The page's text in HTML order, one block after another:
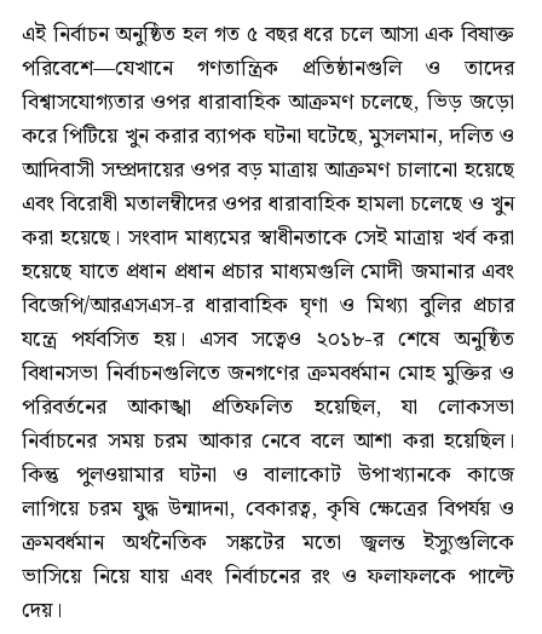
এই নির্বাচন অনুষ্ঠিত হল গত ৫ বছর ধরে চলে আসা এক বিষাক্ত
পরিবেশে—যেখানে গণতান্ত্রিক প্রতিষ্ঠানগুলি ও তাদের
বিশ্বাসযোগ্যতার ওপর ধারাবাহিক আক্রমণ চলেছে, ভিড় জড়ো
করে পিটিয়ে খুন করার ব্যাপক ঘটনা ঘটেছে, মুসলমান, দলিত ও
আদিবাসী সম্প্রদায়ের ওপর বড় মাত্রায় আক্রমণ চালানো হয়েছে
এবং বিরোধী মতালম্বীদের ওপর ধারাবাহিক হামলা চলেছে ও খুন
করা হয়েছে। সংবাদ মাধ্যমের স্বাধীনতাকে সেই মাত্রায় খর্ব করা
হয়েছে যাতে প্রধান প্রধান প্রচার মাধ্যমগুলি মোদী জমানার এবং
বিজেপি/আরএসএস-র ধারাবাহিক ঘৃণা ও মিথ্যা বুলির প্রচার
‌যন্ত্রে পর্যবসিত হয়। এসব সত্বেও ২০১৮-র শেষে অনুষ্ঠিত
বিধানসভা নির্বাচনগুলিতে জনগণের ক্রমবর্ধমান মোহ মুক্তির ও
পরিবর্তনের আকাঙ্খা প্রতিফলিত হয়েছিল, যা লোকসভা
নির্বাচনের সময় চরম আকার নেবে বলে আশা করা হয়েছিল।
কিন্তু পুলওয়ামার ঘটনা ও বালাকোট উপাখ্যানকে কাজে
লাগিয়ে চরম যুদ্ধ উন্মাদনা, বেকারত্ব, কৃষি ক্ষেত্রের বিপর্যয় ও
ক্রমবর্ধমান অর্থনৈতিক সঙ্কটের মতো জ্বলন্ত ইস্যুগুলিকে
ভাসিয়ে নিয়ে যায় এবং নির্বাচনের রং ও ফলাফলকে পাল্টে
দেয়।